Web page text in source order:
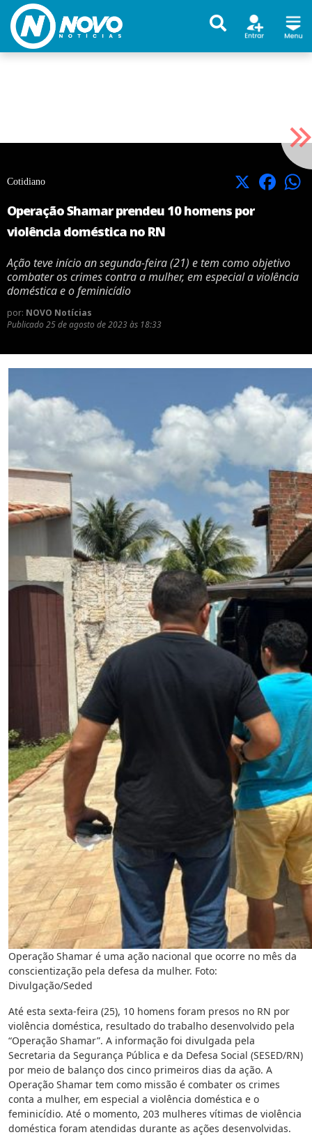
Cotidiano X Facebook
Operação Shamar prendeu 10 homens por
violência doméstica no RN
Ação teve início an segunda-feira (21) e tem como objetivo
combater os crimes contra a mulher, em especial a violência
doméstica e o feminicídio
por: NOVO Notícias
Publicado 25 de agosto de 2023 às 18:33
Operação Shamar é uma ação nacional que ocorre no mês da
conscientização pela defesa da mulher. Foto:
Divulgação/Seded
Até esta sexta-feira (25), 10 homens foram presos no RN por
violência doméstica, resultado do trabalho desenvolvido pela
“Operação Shamar”. A informação foi divulgada pela
Secretaria da Segurança Pública e da Defesa Social (SESED/RN)
por meio de balanço dos cinco primeiros dias da ação. A
Operação Shamar tem como missão é combater os crimes
conta a mulher, em especial a violência doméstica e o
feminicídio. Até o momento, 203 mulheres vítimas de violência
doméstica foram atendidas durante as ações desenvolvidas.